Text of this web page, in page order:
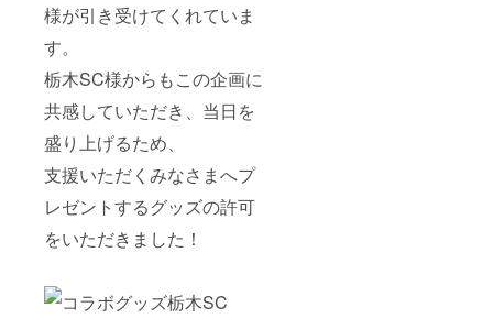
様が引き受けてくれていま
す。
栃木SC様からもこの企画に
共感していただき、当日を
盛り上げるため、
支援いただくみなさまへプ
レゼントするグッズの許可
をいただきました！